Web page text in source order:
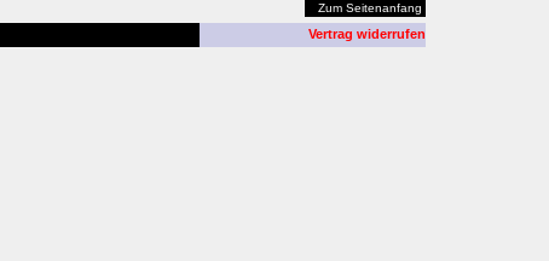
Zum Seitenanfang
Vertrag widerrufen